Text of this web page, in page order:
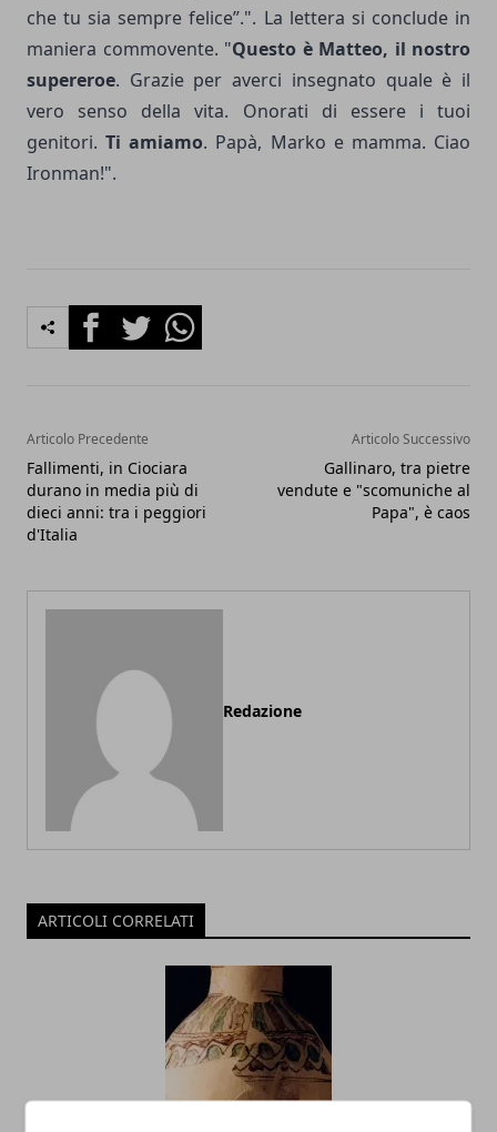
che tu sia sempre felice”.". La lettera si conclude in
maniera commovente. "Questo è Matteo, il nostro
supereroe. Grazie per averci insegnato quale è il
vero senso della vita. Onorati di essere i tuoi
genitori.Ti amiamo. Papà, Marko e mamma. Ciao
Ironman!".
FacebookTwitterWhatsapp
Articolo Precedente
Fallimenti, in Ciociara
durano in media più di
dieci anni: tra i peggiori
d'Italia
Articolo Successivo
Gallinaro, tra pietre
vendute e "scomuniche al
Papa", è caos
Redazione
ARTICOLI CORRELATI